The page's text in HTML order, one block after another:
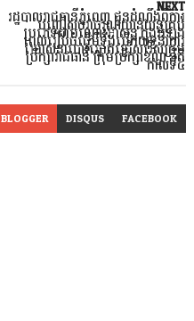
NEXT
រដ្ឋបាលរាជធានីភ្នំពេញ ជូនដំណឹងពីការ
បញ្ចៀសចរាចរណ៍យានយន្តគ្រប់
ប្រភេទជាបណ្តោះអាសន្ន ក្នុងអំឡុង
ពេលរៀបចំធ្វើមីទ្ទីងបើកយុទ្ធនាការ
ឃោសនាបោះឆ្នោតជ្រើសរើសក្រុម
ប្រឹក្សារាជធានី ក្រុមប្រឹក្សាខណ្ឌ នីតិ
កាលទី៤
BLOGGER DISQUS FACEBOOK